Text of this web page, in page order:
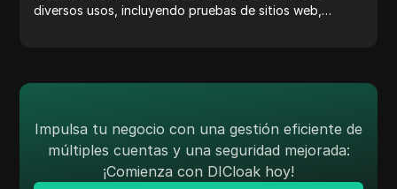
diversos usos, incluyendo pruebas de sitios web,
generar rápidamente direcciones IP para probar la
Simplifica tu flujo de trabajo y mejora tu proceso de
desarrollo: ¡genera direcciones IP ahora!
Impulsa tu negocio con una gestión eficiente de
múltiples cuentas y una seguridad mejorada:
¡Comienza con DICloak hoy!